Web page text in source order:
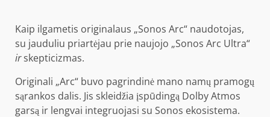
Kaip ilgametis originalaus „Sonos Arc“ naudotojas,
su jauduliu priartėjau prie naujojo „Sonos Arc Ultra“
irskepticizmas.
Originali „Arc“ buvo pagrindinė mano namų pramogų
sąrankos dalis. Jis skleidžia įspūdingą Dolby Atmos
garsą ir lengvai integruojasi su Sonos ekosistema.